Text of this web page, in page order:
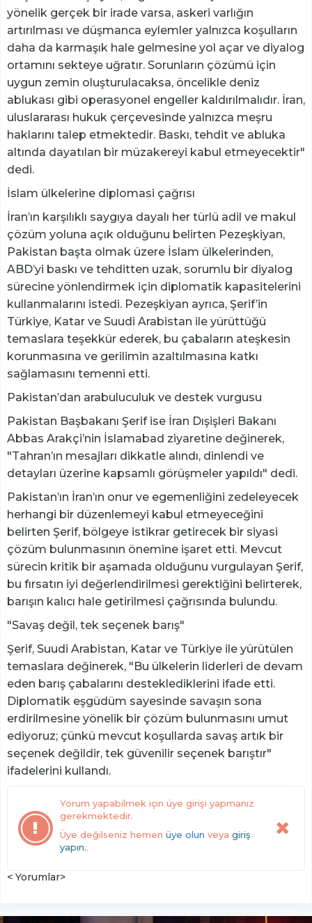
yönelik gerçek bir irade varsa, askeri varlığın
artırılması ve düşmanca eylemler yalnızca koşulların
daha da karmaşık hale gelmesine yol açar ve diyalog
ortamını sekteye uğratır. Sorunların çözümü için
uygun zemin oluşturulacaksa, öncelikle deniz
ablukası gibi operasyonel engeller kaldırılmalıdır. İran,
uluslararası hukuk çerçevesinde yalnızca meşru
haklarını talep etmektedir. Baskı, tehdit ve abluka
altında dayatılan bir müzakereyi kabul etmeyecektir"
dedi.
İslam ülkelerine diplomasi çağrısı
İran’ın karşılıklı saygıya dayalı her türlü adil ve makul
çözüm yoluna açık olduğunu belirten Pezeşkiyan,
Pakistan başta olmak üzere İslam ülkelerinden,
ABD’yi baskı ve tehditten uzak, sorumlu bir diyalog
sürecine yönlendirmek için diplomatik kapasitelerini
kullanmalarını istedi. Pezeşkiyan ayrıca, Şerif’in
Türkiye, Katar ve Suudi Arabistan ile yürüttüğü
temaslara teşekkür ederek, bu çabaların ateşkesin
korunmasına ve gerilimin azaltılmasına katkı
sağlamasını temenni etti.
Pakistan’dan arabuluculuk ve destek vurgusu
Pakistan Başbakanı Şerif ise İran Dışişleri Bakanı
Abbas Arakçi’nin İslamabad ziyaretine değinerek,
"Tahran’ın mesajları dikkatle alındı, dinlendi ve
detayları üzerine kapsamlı görüşmeler yapıldı" dedi.
Pakistan’ın İran’ın onur ve egemenliğini zedeleyecek
herhangi bir düzenlemeyi kabul etmeyeceğini
belirten Şerif, bölgeye istikrar getirecek bir siyasi
çözüm bulunmasının önemine işaret etti. Mevcut
sürecin kritik bir aşamada olduğunu vurgulayan Şerif,
bu fırsatın iyi değerlendirilmesi gerektiğini belirterek,
barışın kalıcı hale getirilmesi çağrısında bulundu.
"Savaş değil, tek seçenek barış"
Şerif, Suudi Arabistan, Katar ve Türkiye ile yürütülen
temaslara değinerek, "Bu ülkelerin liderleri de devam
eden barış çabalarını desteklediklerini ifade etti.
Diplomatik eşgüdüm sayesinde savaşın sona
erdirilmesine yönelik bir çözüm bulunmasını umut
ediyoruz; çünkü mevcut koşullarda savaş artık bir
seçenek değildir, tek güvenilir seçenek barıştır"
ifadelerini kullandı.
Yorum yapabilmek için üye girişi yapmanız
gerekmektedir.
Üye değilseniz hemen üye olun veya giriş
yapın..
< Yorumlar>